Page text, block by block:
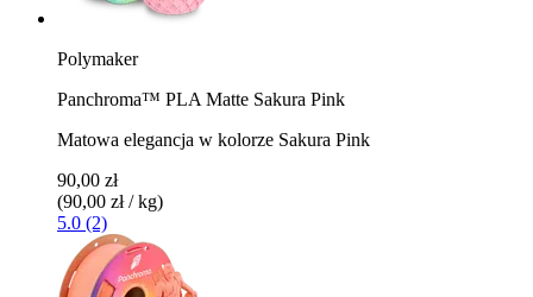
Polymaker
Panchroma™ PLA Matte Sakura Pink
Matowa elegancja w kolorze Sakura Pink
90,00 zł
(90,00 zł / kg)
5.0 (2)